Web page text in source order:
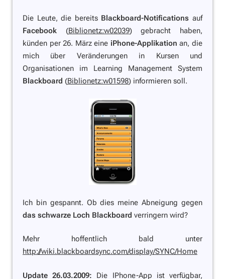
Die Leute, die bereits Blackboard-Notifications auf
Facebook (Biblionetz:w02039) gebracht haben,
künden per 26. März eine iPhone-Applikation an, die
mich über Veränderungen in Kursen und
Organisationen im Learning Management System
Blackboard (Biblionetz:w01598) informieren soll.
Ich bin gespannt. Ob dies meine Abneigung gegen
das schwarze Loch Blackboard verringern wird?
Mehr hoffentlich bald unter
http://wiki.blackboardsync.com/display/SYNC/Home
Update 26.03.2009: Die IPhone-App ist verfügbar,